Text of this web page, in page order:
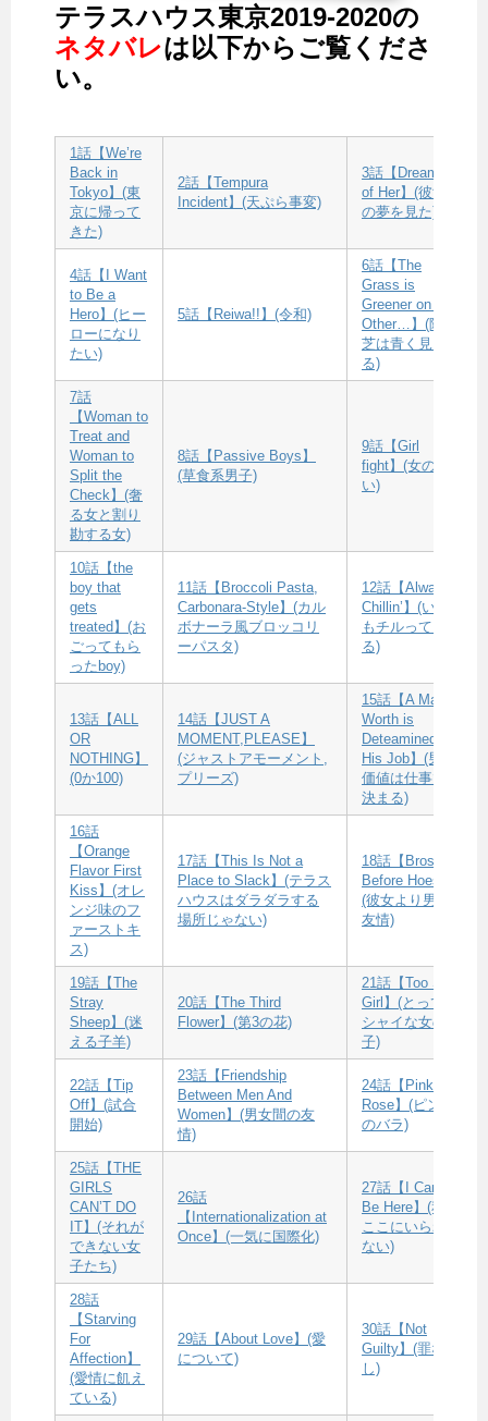
テラスハウス東京2019-2020の
ネタバレは以下からご覧くださ
い。
1話【We’re
Back in
Tokyo】(東
京に帰って
きた)
2話【Tempura
Incident】(天ぷら事変)
3話【Dreamed
of Her】(彼女
の夢を見た)
4話【I Want
to Be a
Hero】(ヒー
ローになり
たい)
5話【Reiwa!!】(令和)
6話【The
Grass is
Greener on the
Other…】(隣の
芝は青く見え
る)
7話
【Woman to
Treat and
Woman to
Split the
Check】(奢
る女と割り
勘する女)
8話【Passive Boys】
(草食系男子)
9話【Girl
fight】(女の闘
い)
10話【the
boy that
gets
treated】(お
ごってもら
ったboy)
11話【Broccoli Pasta,
Carbonara-Style】(カル
ボナーラ風ブロッコリ
ーパスタ)
12話【Always
Chillin’】(いつ
もチルってい
る)
13話【ALL
OR
NOTHING】
(0か100)
14話【JUST A
MOMENT,PLEASE】
(ジャストアモーメント,
プリーズ)
15話【A Man’s
Worth is
Deteamined By
His Job】(男の
価値は仕事で
決まる)
16話
【Orange
Flavor First
Kiss】(オレ
ンジ味のフ
ァーストキ
ス)
17話【This Is Not a
Place to Slack】(テラス
ハウスはダラダラする
場所じゃない)
18話【Bros
Before Hoes】
(彼女より男の
友情)
19話【The
Stray
Sheep】(迷
える子羊)
20話【The Third
Flower】(第3の花)
21話【Too Shy
Girl】(とっても
シャイな女の
子)
22話【Tip
Off】(試合
開始)
23話【Friendship
Between Men And
Women】(男女間の友
情)
24話【Pink
Rose】(ピンク
のバラ)
25話【THE
GIRLS
CAN’T DO
IT】(それが
できない女
子たち)
26話
【Internationalization at
Once】(一気に国際化)
27話【I Can”t
Be Here】(私は
ここにいられ
ない)
28話
【Starving
For
Affection】
(愛情に飢え
ている)
29話【About Love】(愛
について)
30話【Not
Guilty】(罪な
し)